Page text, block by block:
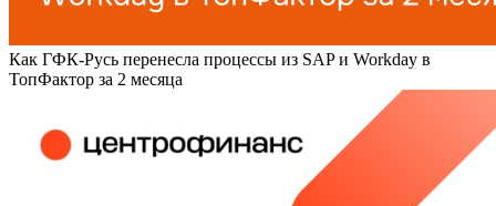
Как ГФК-Русь перенесла процессы из SAP и Workday в
ТопФактор за 2 месяца